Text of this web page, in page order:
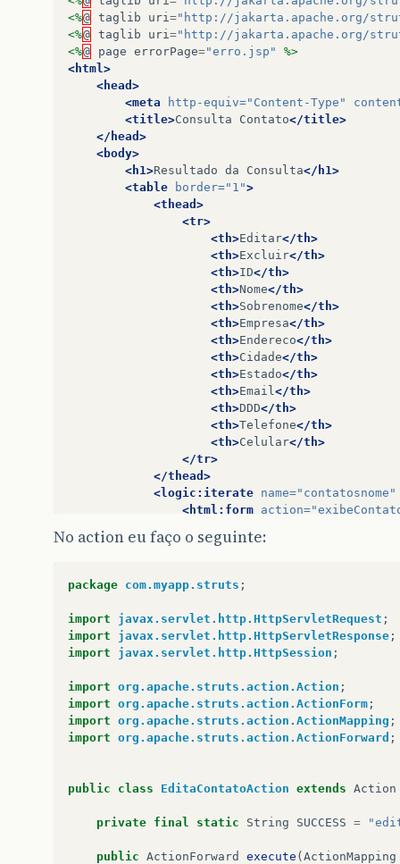
<%@ taglib uri ="http://jakarta.apache.org/
<%@ taglib uri ="http://jakarta.apache.org/
<%@ page errorPage="erro.jsp"
%>
<html>
<head>
<meta
http-equiv="Content-Type"
<title>Consulta Contato</title>
</head>
<body>
<h1>Resultado da Consulta</h1>
<table
border="1">
<thead>
<tr>
<th>Editar</th>
<th>Excluir</th>
<th>ID</th>
<th>Nome</th>
<th>Sobrenome</th>
<th>Empresa</th>
<th>Endereco</th>
<th>Cidade</th>
<th>Estado</th>
<th>Email </th>
<th>DDD</th>
<th>Telefone</th>
<th>Celular</th>
</tr>
</thead>
<logic:iterate name="contatosnome"
<html:form action=
<tr>
<td><bean:write
<td><bean:write
<td><bean:write
name=
<td><bean:write
name=
<td><bean:write
<td><bean:write
<td><bean:write
<td><bean:write
name=
<td><bean:write
name=
</logic:iterate>
</table>
No action eu faço o seguinte:
package com.myapp.struts ;
import javax.servlet.http.HttpServletRequest ;
import
javax.servlet.http.HttpServletResponse ;
import
javax.servlet.http.HttpSession ;
import org.apache.struts.action.Action ;
import org.apache.struts.action.ActionForm ;
import org.apache.struts.action.ActionMapping ;
import org.apache.struts.action.ActionForward ;
public class EditaContatoAction extends Action
private final static String SUCCESS =
public ActionForward execute ( ActionMapping